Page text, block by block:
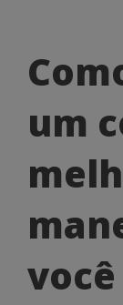
Como
um
pode
a
um